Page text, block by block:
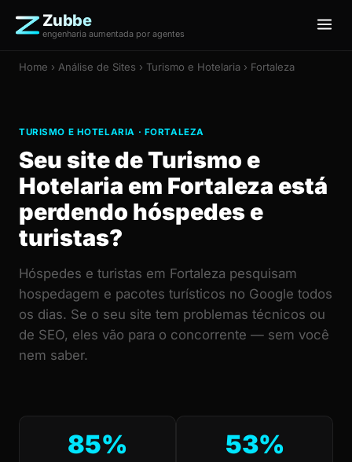
Zubbe
engenharia aumentada por agentes
Home › Análise de Sites › Turismo e Hotelaria › Fortaleza
TURISMO E HOTELARIA · FORTALEZA
Seu site de Turismo e
Hotelaria em Fortaleza está
perdendo hóspedes e
turistas?
Hóspedes e turistas em Fortaleza pesquisam
hospedagem e pacotes turísticos no Google todos
os dias. Se o seu site tem problemas técnicos ou
de SEO, eles vão para o concorrente — sem você
nem saber.
85% 53%